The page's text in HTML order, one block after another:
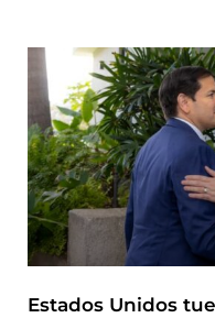
Estados Unidos